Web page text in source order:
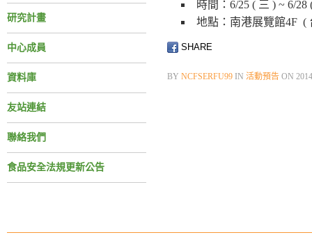
研究計畫
中心成員
資料庫
友站連結
聯絡我們
食品安全法規更新公告
時間：6/25 ( 三 ) ~ 6/28
地點：南港展覽館4F (
SHARE
BY NCFSERFU99 IN 活動預告 ON